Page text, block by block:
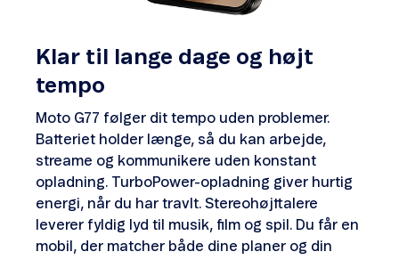
Klar til lange dage og højt
tempo
Moto G77 følger dit tempo uden problemer.
Batteriet holder længe, så du kan arbejde,
streame og kommunikere uden konstant
opladning. TurboPower-opladning giver hurtig
energi, når du har travlt. Stereohøjttalere
leverer fyldig lyd til musik, film og spil. Du får en
mobil, der matcher både dine planer og din